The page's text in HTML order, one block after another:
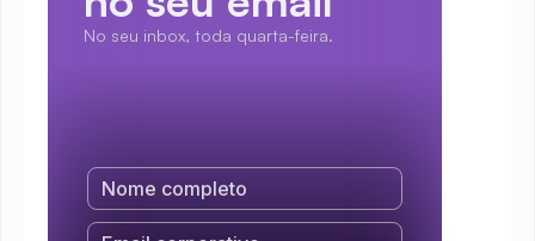
No seu inbox, toda quarta-feira.